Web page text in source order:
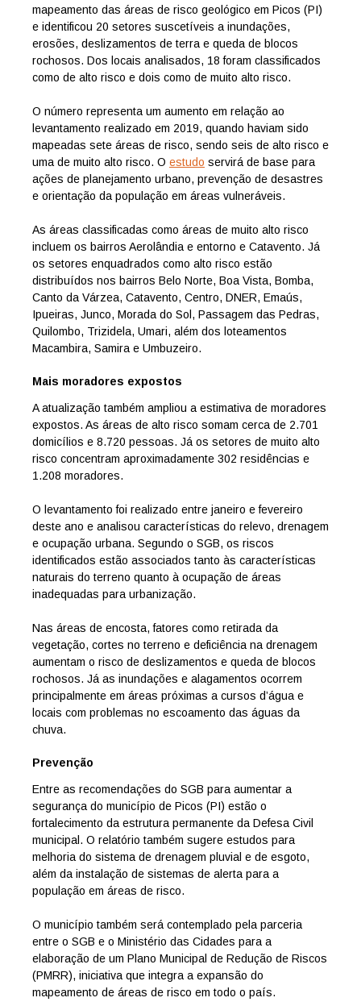
mapeamento das áreas de risco geológico em Picos (PI)
e identificou 20 setores suscetíveis a inundações,
erosões, deslizamentos de terra e queda de blocos
rochosos. Dos locais analisados, 18 foram classificados
como de alto risco e dois como de muito alto risco.
O número representa um aumento em relação ao
levantamento realizado em 2019, quando haviam sido
mapeadas sete áreas de risco, sendo seis de alto risco e
uma de muito alto risco. O estudo servirá de base para
ações de planejamento urbano, prevenção de desastres
e orientação da população em áreas vulneráveis.
As áreas classificadas como áreas de muito alto risco
incluem os bairros Aerolândia e entorno e Catavento. Já
os setores enquadrados como alto risco estão
distribuídos nos bairros Belo Norte, Boa Vista, Bomba,
Canto da Várzea, Catavento, Centro, DNER, Emaús,
Ipueiras, Junco, Morada do Sol, Passagem das Pedras,
Quilombo, Trizidela, Umari, além dos loteamentos
Macambira, Samira e Umbuzeiro.
Mais moradores expostos
A atualização também ampliou a estimativa de moradores
expostos. As áreas de alto risco somam cerca de 2.701
domicílios e 8.720 pessoas. Já os setores de muito alto
risco concentram aproximadamente 302 residências e
1.208 moradores.
O levantamento foi realizado entre janeiro e fevereiro
deste ano e analisou características do relevo, drenagem
e ocupação urbana. Segundo o SGB, os riscos
identificados estão associados tanto às características
naturais do terreno quanto à ocupação de áreas
inadequadas para urbanização.
Nas áreas de encosta, fatores como retirada da
vegetação, cortes no terreno e deficiência na drenagem
aumentam o risco de deslizamentos e queda de blocos
rochosos. Já as inundações e alagamentos ocorrem
principalmente em áreas próximas a cursos d’água e
locais com problemas no escoamento das águas da
chuva.
Prevenção
Entre as recomendações do SGB para aumentar a
segurança do município de Picos (PI) estão o
fortalecimento da estrutura permanente da Defesa Civil
municipal. O relatório também sugere estudos para
melhoria do sistema de drenagem pluvial e de esgoto,
além da instalação de sistemas de alerta para a
população em áreas de risco.
O município também será contemplado pela parceria
entre o SGB e o Ministério das Cidades para a
elaboração de um Plano Municipal de Redução de Riscos
(PMRR), iniciativa que integra a expansão do
mapeamento de áreas de risco em todo o país.